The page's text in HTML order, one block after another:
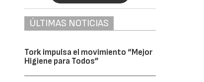
ÚLTIMAS NOTICIAS
Tork impulsa el movimiento “Mejor
Higiene para Todos”